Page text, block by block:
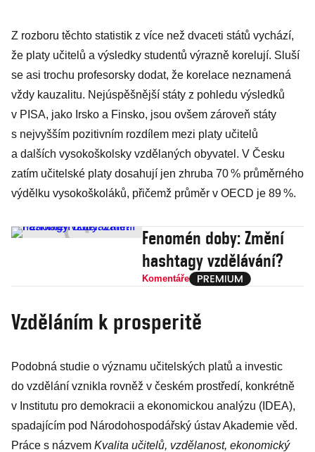
Z rozboru těchto statistik z více než dvaceti států vychází,
že platy učitelů a výsledky studentů výrazně korelují. Sluší
se asi trochu profesorsky dodat, že korelace neznamená
vždy kauzalitu. Nejúspěšnější státy z pohledu výsledků
v PISA, jako Irsko a Finsko, jsou ovšem zároveň státy
s nejvyšším pozitivním rozdílem mezi platy učitelů
a dalších vysokoškolsky vzdělaných obyvatel. V Česku
zatím učitelské platy dosahují jen zhruba 70 % průměrného
výdělku vysokoškoláků, přičemž průměr v OECD je 89 %.
Fenomén doby: Změní
hashtagy vzdělávání?
Komentáře
Vzděláním k prosperitě
Podobná studie o významu učitelských platů a investic
do vzdělání vznikla rovněž v českém prostředí, konkrétně
v Institutu pro demokracii a ekonomickou analýzu (IDEA),
spadajícím pod Národohospodářský ústav Akademie věd.
Práce s názvem Kvalita učitelů, vzdělanost, ekonomický